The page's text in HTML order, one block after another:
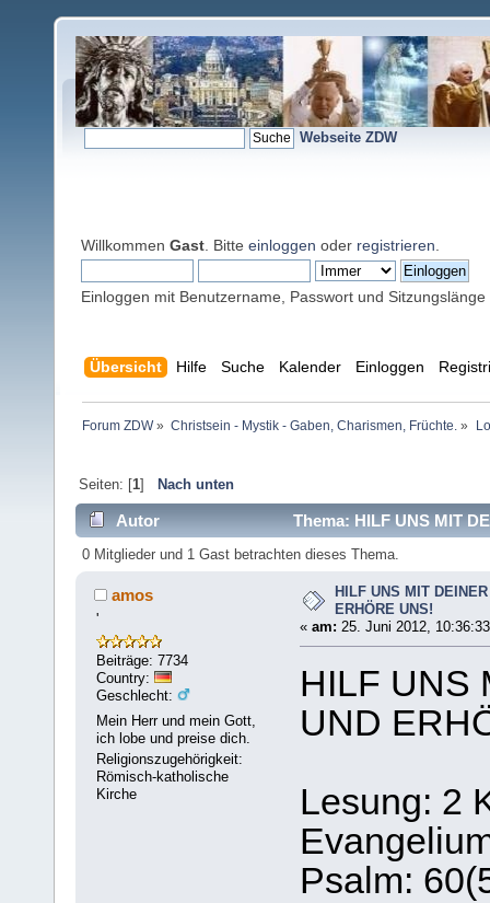
Webseite ZDW
Willkommen Gast . Bitte einloggen oder registrieren
Einloggen mit Benutzername, Passwort und Sitzungslänge
Übersicht Hilfe Suche Kalender Einloggen
Forum ZDW» Christsein - Mystik - Gaben, Charismen, Früchte. »
Seiten: [1] Nach unten
Autor Thema: HILF UNS MIT
0 Mitglieder und 1 Gast betrachten dieses Thema.
amos
'
Beiträge: 7734
Country:
Geschlecht:
Mein Herr und mein Gott,
ich lobe und preise dich.
Religionszugehörigkeit:
Römisch-katholische
Kirche
HILF UNS MIT
ERHÖRE UNS!
« am: 25. Juni 2012,
HILF UNS
UND
Lesung: 2
Psalm: